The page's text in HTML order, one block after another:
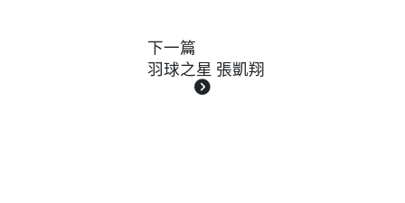
下一篇
羽球之星 張凱翔